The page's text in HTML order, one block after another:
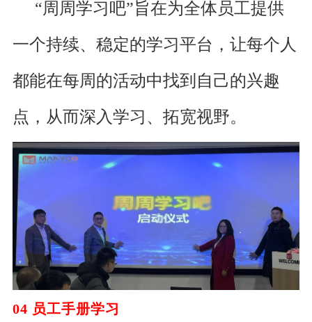
“周周学习吧”旨在为全体员工提供
一个持续、稳定的学习平台，让每个人
都能在每周的活动中找到自己的兴趣
点，从而深入学习、拓宽视野。
04 员工手册学习